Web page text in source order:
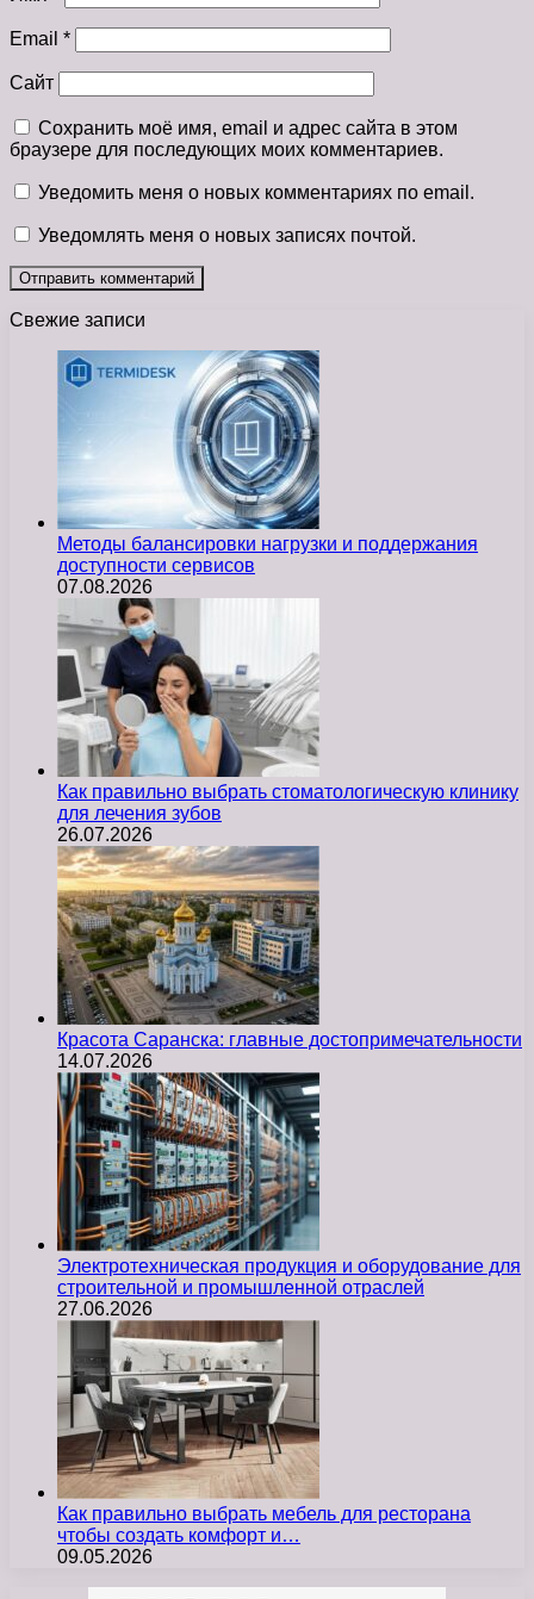
Email *
Сайт
Сохранить моё имя, email и адрес сайта в этом
браузере для последующих моих комментариев.
Уведомить меня о новых комментариях по email.
Уведомлять меня о новых записях почтой.
Свежие записи
Методы балансировки нагрузки и поддержания
доступности сервисов
07.08.2026
Как правильно выбрать стоматологическую клинику
для лечения зубов
26.07.2026
Красота Саранска: главные достопримечательности
14.07.2026
Электротехническая продукция и оборудование для
строительной и промышленной отраслей
27.06.2026
Как правильно выбрать мебель для ресторана
чтобы создать комфорт и…
09.05.2026